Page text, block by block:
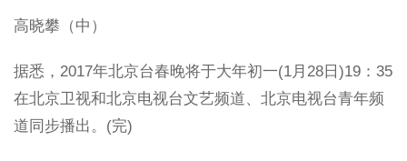
高晓攀（中）
据悉，2017年北京台春晚将于大年初一(1月28日)19：35
在北京卫视和北京电视台文艺频道、北京电视台青年频
道同步播出。(完)